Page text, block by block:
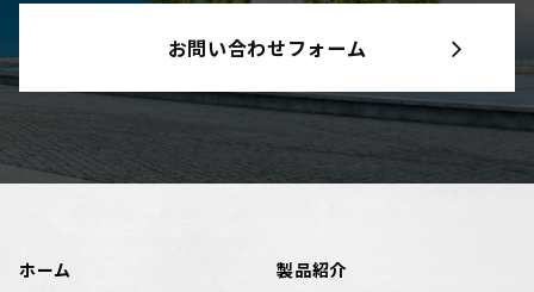
お問い合わせフォーム
ホーム
製品紹介